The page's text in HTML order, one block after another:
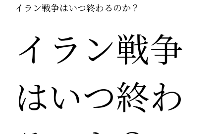
イラン戦争はいつ終わるのか？
イラン戦争
はいつ終わ